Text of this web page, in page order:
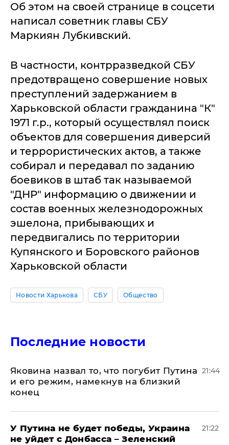
Об этом на своей странице в соцсети
написал советник главы СБУ
Маркиян Лубкивский.
В частности, контрразведкой СБУ
предотвращено совершение новых
преступлений задержанием в
Харьковской области гражданина "К"
1971 г.р., который осуществлял поиск
объектов для совершения диверсий
и террористических актов, а также
собирал и передавал по заданию
боевиков в штаб так называемой
"ДНР" информацию о движении и
состав военных железнодорожных
эшелона, прибывающих и
передвигались по территории
Купянского и Боровского районов
Харьковской области
Новости Харькова СБУ Общество
Последние новости
Яковина назвал то, что погубит Путина
и его режим, намекнув на близкий
конец
21:44
У Путина не будет победы, Украина
не уйдет с Донбасса – Зеленский
21:22